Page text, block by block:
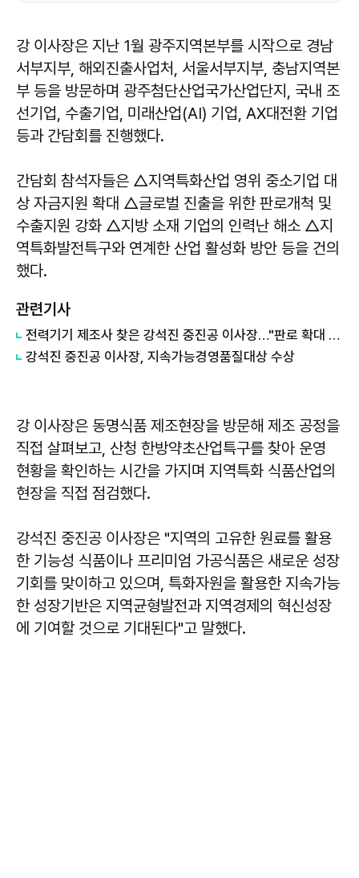
강 이사장은 지난 1월 광주지역본부를 시작으로 경남
서부지부, 해외진출사업처, 서울서부지부, 충남지역본
부 등을 방문하며 광주첨단산업국가산업단지, 국내 조
선기업, 수출기업, 미래산업(AI) 기업, AX대전환 기업
등과 간담회를 진행했다.
간담회 참석자들은 △지역특화산업 영위 중소기업 대
상 자금지원 확대 △글로벌 진출을 위한 판로개척 및
수출지원 강화 △지방 소재 기업의 인력난 해소 △지
역특화발전특구와 연계한 산업 활성화 방안 등을 건의
했다.
관련기사
전력기기 제조사 찾은 강석진 중진공 이사장…"판로 확대 뒷받침"
​​​​​​​강석진 중진공 이사장, 지속가능경영품질대상 수상
강 이사장은 동명식품 제조현장을 방문해 제조 공정을
직접 살펴보고, 산청 한방약초산업특구를 찾아 운영
현황을 확인하는 시간을 가지며 지역특화 식품산업의
현장을 직접 점검했다.
강석진 중진공 이사장은 "지역의 고유한 원료를 활용
한 기능성 식품이나 프리미엄 가공식품은 새로운 성장
기회를 맞이하고 있으며, 특화자원을 활용한 지속가능
한 성장기반은 지역균형발전과 지역경제의 혁신성장
에 기여할 것으로 기대된다"고 말했다.